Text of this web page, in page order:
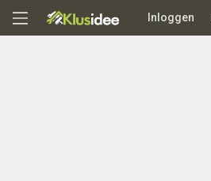
Inloggen